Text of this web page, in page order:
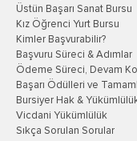
Üstün Başarı Sanat Bursu
Kız Öğrenci Yurt Bursu
Kimler Başvurabilir?
Başvuru Süreci & Adımlar
Ödeme Süreci, Devam
Başarı Ödülleri ve
Bursiyer Hak &
Vicdani Yükümlülük
Sıkça Sorulan Sorular